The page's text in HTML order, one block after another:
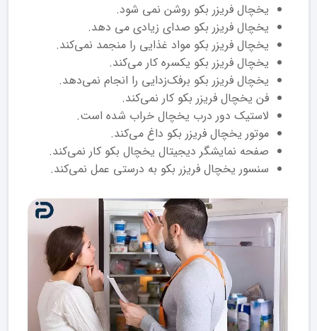
یخچال فریزر بکو روشن نمی شود.
یخچال فریزر بکو صدای زیادی می دهد.
یخچال فریزر بکو مواد غذایی را منجمد نمی‌کند.
یخچال فریزر بکو یکسره کار می‌کند.
یخچال فریزر بکو برفک‌زدایی را انجام نمی‌دهد.
فن یخچال فریزر بکو کار نمی‌کند.
لاستیک دور درب یخچال خراب شده است.
موتور یخچال فریزر بکو داغ می‌کند.
صفحه نمایشگر دیجیتال یخچال بکو کار نمی‌کند.
سنسور یخچال فریزر بکو به درستی عمل نمی‌کند.